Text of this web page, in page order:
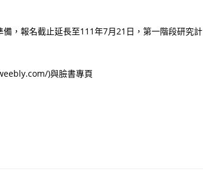
，報名截止延長至111年7月21日，第一階段研究計
)與臉書專頁